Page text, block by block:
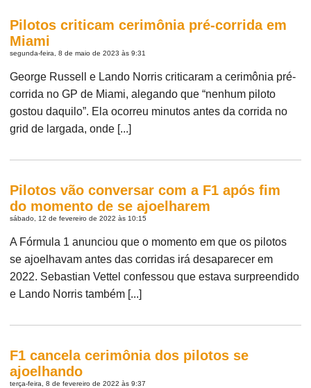
Pilotos criticam cerimônia pré-corrida em
Miami
segunda-feira, 8 de maio de 2023 às 9:31
George Russell e Lando Norris criticaram a cerimônia pré-
corrida no GP de Miami, alegando que “nenhum piloto
gostou daquilo”. Ela ocorreu minutos antes da corrida no
grid de largada, onde [...]
Pilotos vão conversar com a F1 após fim
do momento de se ajoelharem
sábado, 12 de fevereiro de 2022 às 10:15
A Fórmula 1 anunciou que o momento em que os pilotos
se ajoelhavam antes das corridas irá desaparecer em
2022. Sebastian Vettel confessou que estava surpreendido
e Lando Norris também [...]
F1 cancela cerimônia dos pilotos se
ajoelhando
terça-feira, 8 de fevereiro de 2022 às 9:37